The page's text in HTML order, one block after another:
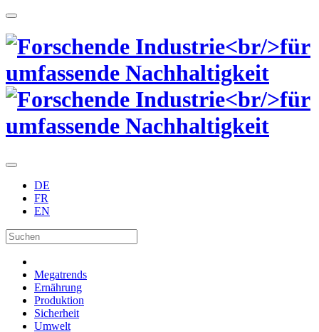
DE
FR
EN
Megatrends
Ernährung
Produktion
Sicherheit
Umwelt